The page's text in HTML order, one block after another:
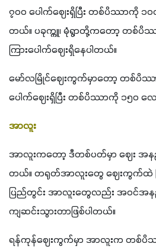
၇၀၀ ပေါက်ဈေးရှိပြီး တစ်ပိဿာကို ၁
တယ်။ ပခုက္ကူ၊ မုံရွာတို့ကတော့ တစ်ပိ
ကြားပေါက်ဈေးရှိနေပါတယ်။
မော်လမြိုင်ဈေးကွက်မှာတော့ တစ်ပိဿ
ပေါက်ဈေးရှိပြီး တစ်ပိဿာကို ၁၅၀
အာလူး
အာလူးကတော့ ဒီတစ်ပတ်မှာ ဈေး အနည်
တယ်။ တရုတ်အာလူးတွေ ဈေးကွက်ထဲ ပ
ပြည်တွင်း အာလူးတွေလည်း အဝင်အန
ကျဆင်းသွားတာဖြစ်ပါတယ်။
ရန်ကုန်ဈေးကွက်မှာ အာလူးက တစ်ပိ